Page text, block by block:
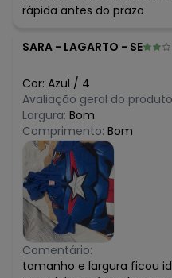
rápida antes do prazo
SARA - LAGARTO - SE
Cor: Azul / 4
Avaliação geral do
Largura: Bom
Comprimento: Bom
Comentário:
tamanho e largura ficou